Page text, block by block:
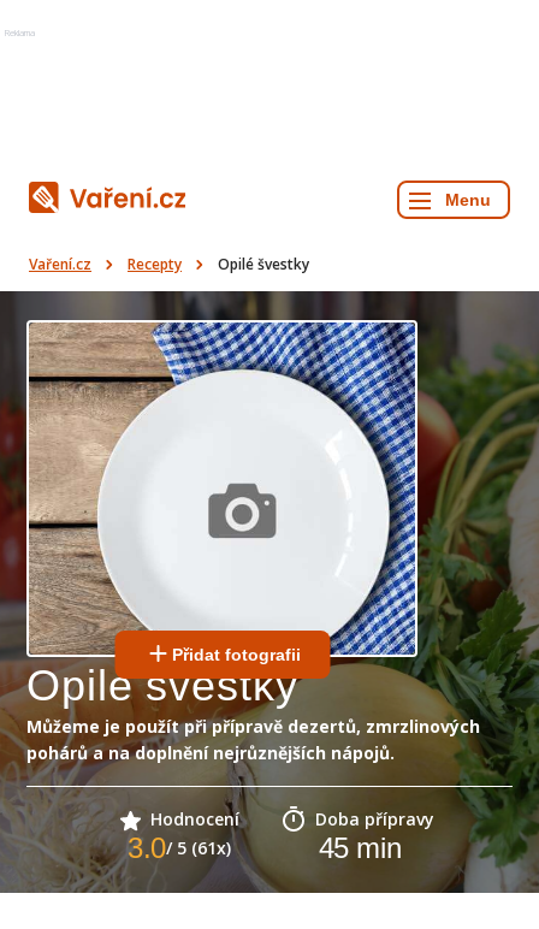
Reklama
Vaření.cz Recepty Opilé švestky
Přidat fotografii
Opilé švestky
Můžeme je použít při přípravě dezertů, zmrzlinových
pohárů a na doplnění nejrůznějších nápojů.
Hodnocení
3.0/ 5 (61x)
Doba přípravy
45min